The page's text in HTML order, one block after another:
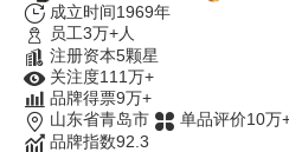
成立时间1969年
员工3万+人
注册资本5颗星
关注度111万+
品牌得票9万+
山东省青岛市
单品评价10万
品牌指数92.3